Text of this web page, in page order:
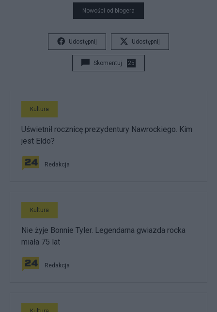
Nowości od blogera
Udostępnij Udostępnij
Skomentuj 25
Kultura
Uświetnił rocznicę prezydentury Nawrockiego. Kim
jest Eldo?
Redakcja
Kultura
Nie żyje Bonnie Tyler. Legendarna gwiazda rocka
miała 75 lat
Redakcja